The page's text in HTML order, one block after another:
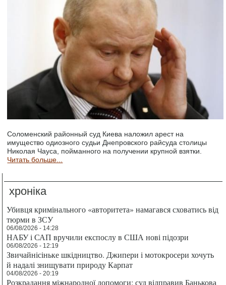
Соломенский районный суд Киева наложил арест на
имущество одиозного судьи Днепровского райсуда столицы
Николая Чауса, пойманного на получении крупной взятки.
Читать больше...
хроніка
Убивця кримінального «авторитета» намагався сховатись від
тюрми в ЗСУ
06/08/2026 - 14:28
НАБУ і САП вручили експослу в США нові підозри
06/08/2026 - 12:19
Звичайнісіньке шкідництво. Джипери і мотокросери хочуть
й надалі знищувати природу Карпат
04/08/2026 - 20:19
Розкрадання міжнародної допомоги: суд відправив Банькова